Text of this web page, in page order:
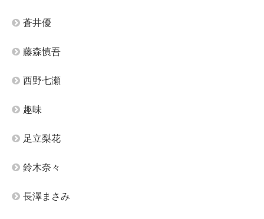
蒼井優
藤森慎吾
西野七瀬
趣味
足立梨花
鈴木奈々
長澤まさみ